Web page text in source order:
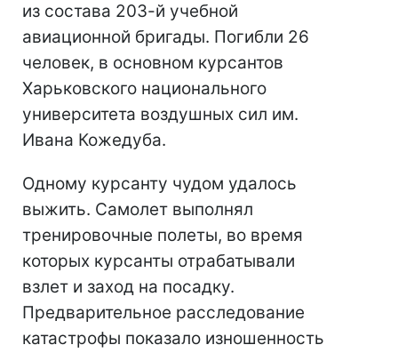
из состава 203-й учебной
авиационной бригады. Погибли 26
человек, в основном курсантов
Харьковского национального
университета воздушных сил им.
Ивана Кожедуба.
Одному курсанту чудом удалось
выжить. Самолет выполнял
тренировочные полеты, во время
которых курсанты отрабатывали
взлет и заход на посадку.
Предварительное расследование
катастрофы показало изношенность